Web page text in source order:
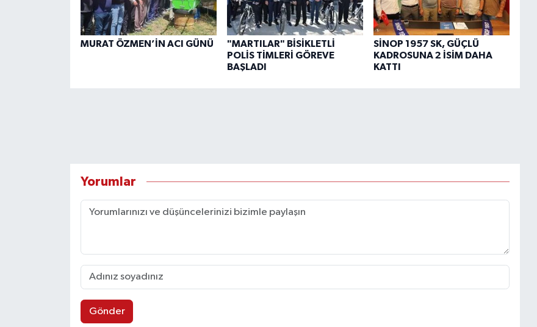
MURAT ÖZMEN’İN ACI GÜNÜ
"MARTILAR" BİSİKLETLİ
POLİS TİMLERİ GÖREVE
BAŞLADI
SİNOP 1957 SK, GÜÇLÜ
KADROSUNA 2 İSİM DAHA
KATTI
Yorumlar
Gönder